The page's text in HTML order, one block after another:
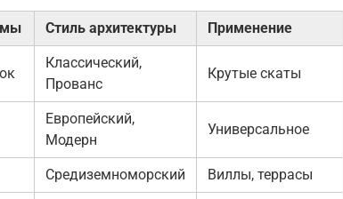
Стиль архитектуры Применение
Классический,
Прованс
Крутые скаты
Европейский,
Модерн
Универсальное
Средиземноморский Виллы, террасы